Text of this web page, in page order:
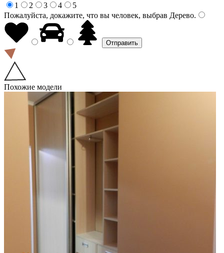
1
2 3 4
5
Пожалуйста, докажите, что вы человек, выбрав Дерево.
Похожие модели